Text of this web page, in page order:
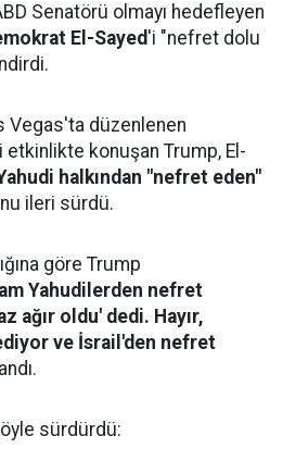
Senatörü olmayı hedefleyen
El-Sayed'i "nefret dolu
Vegas'ta düzenlenen
konuşan Trump, El-
halkından "nefret eden"
ileri sürdü.
göre Trump
Yahudilerden nefret
ağır oldu' dedi. Hayır,
ve İsrail'den nefret
sürdürdü: